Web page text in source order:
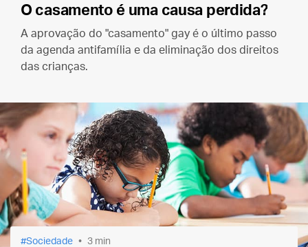
O casamento é uma causa perdida?
A aprovação do "casamento" gay é o último passo
da agenda antifamília e da eliminação dos direitos
das crianças.
Sociedade 3 min